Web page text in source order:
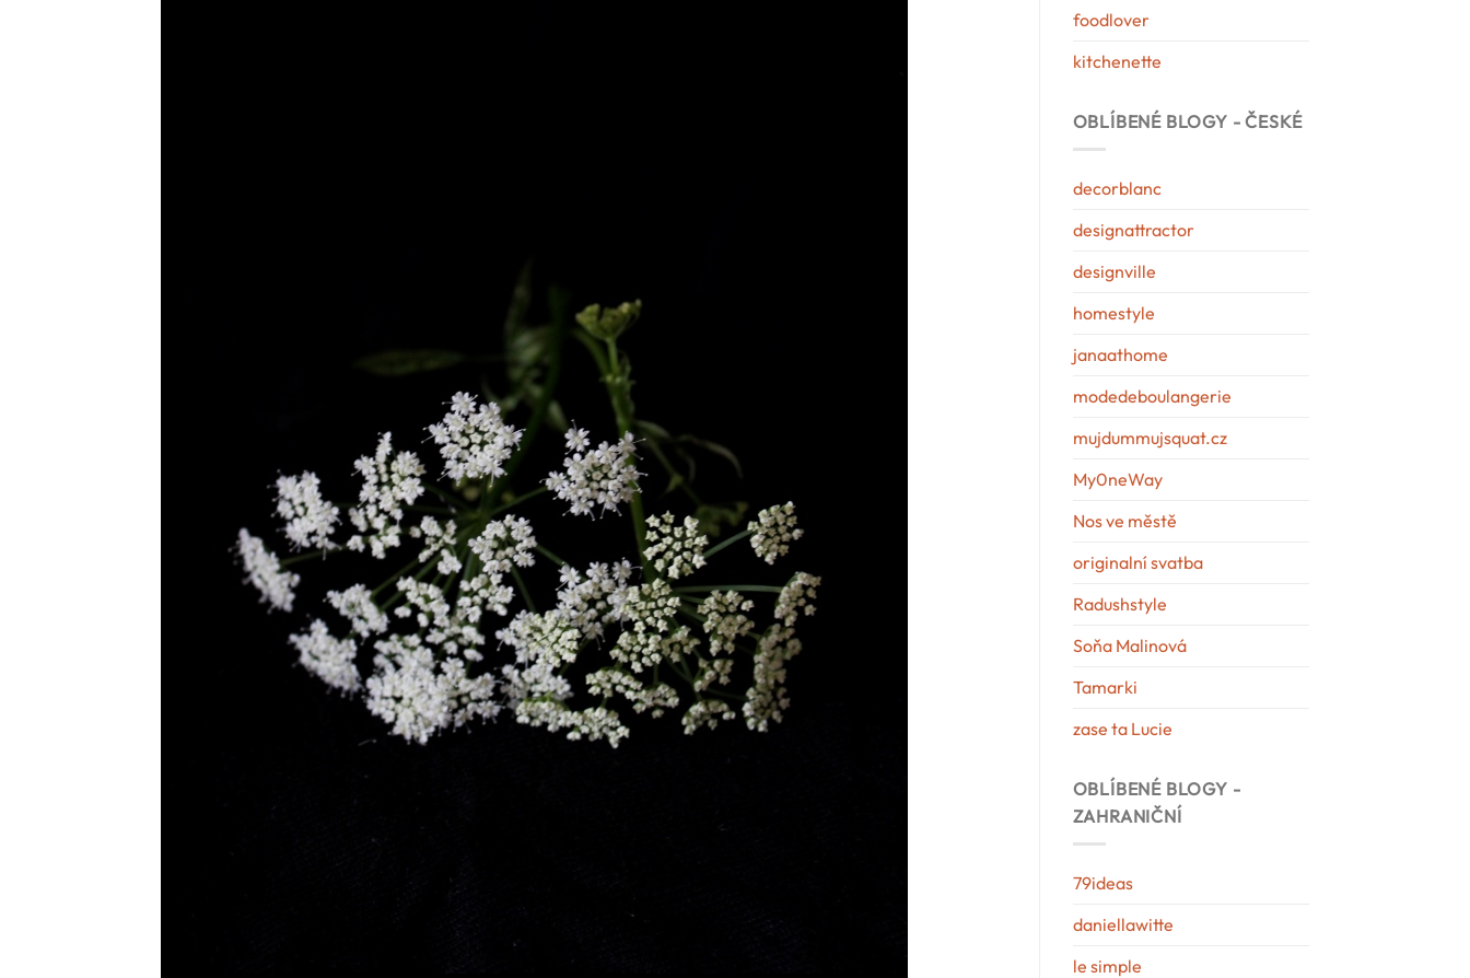
foodlover
kitchenette
OBLÍBENÉ BLOGY - ČESKÉ
decorblanc
designattractor
designville
homestyle
janaathome
modedeboulangerie
mujdummujsquat.cz
My0neWay
Nos ve městě
originalní svatba
Radushstyle
Soňa Malinová
Tamarki
zase ta Lucie
OBLÍBENÉ BLOGY -
ZAHRANIČNÍ
79ideas
daniellawitte
le simple